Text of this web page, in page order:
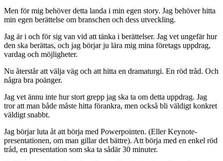
Men för mig behöver detta landa i min egen story. Jag behöver hitta
min egen berättelse om branschen och dess utveckling.
Jag är i och för sig van vid att tänka i berättelser. Jag vet ungefär hur
den ska berättas, och jag börjar ju lära mig mina företags uppdrag,
vardag och möjligheter.
Nu återstår att välja väg och att hitta en dramaturgi. En röd tråd. Och
några bra poänger.
Jag vet ännu inte hur stort grepp jag ska ta om detta uppdrag. Jag
tror att man både måste hitta förankra, men också bli väldigt konkret
väldigt snabbt.
Jag börjar luta åt att börja med Powerpointen. (Eller Keynote-
presentationen, om man gillar det bättre). Att börja med en enkel röd
tråd, en presentation som ska ta sådär 30 minuter.